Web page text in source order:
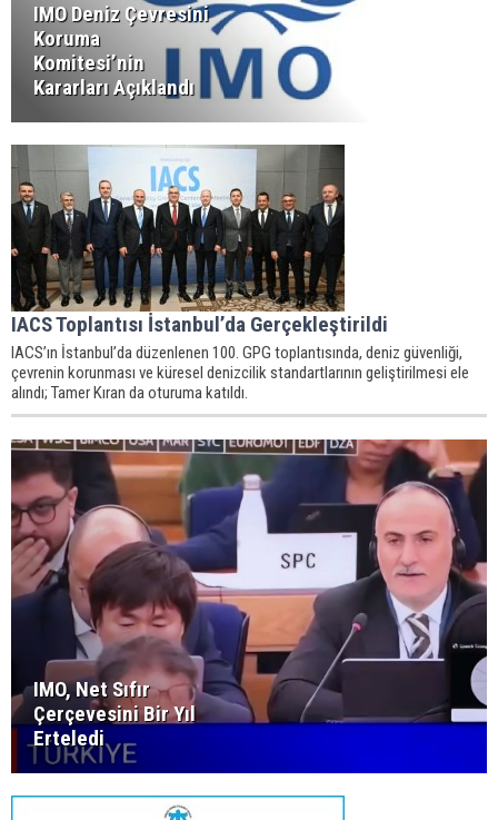
IMO Deniz Çevresini
Koruma
Komitesi’nin
Kararları Açıklandı
IACS Toplantısı İstanbul’da Gerçekleştirildi
IACS’ın İstanbul’da düzenlenen 100. GPG toplantısında, deniz güvenliği,
çevrenin korunması ve küresel denizcilik standartlarının geliştirilmesi ele
alındı; Tamer Kıran da oturuma katıldı.
IMO, Net Sıfır
Çerçevesini Bir Yıl
Erteledi